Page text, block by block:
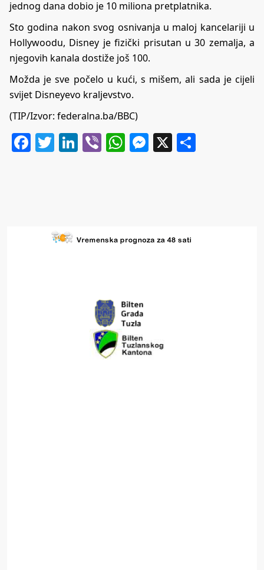
jednog dana dobio je 10 miliona pretplatnika.
Sto godina nakon svog osnivanja u maloj kancelariji u
Hollywoodu, Disney je fizički prisutan u 30 zemalja, a
njegovih kanala dostiže još 100.
Možda je sve počelo u kući, s mišem, ali sada je cijeli
svijet Disneyevo kraljevstvo.
(TIP/Izvor: federalna.ba/BBC)
Facebook
Twitter
LinkedIn
ViberWhatsApp
Messenger
X